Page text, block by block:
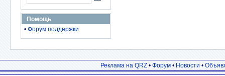
Помощь
• Форум поддержки
Реклама на QRZ • Форум • Новости •